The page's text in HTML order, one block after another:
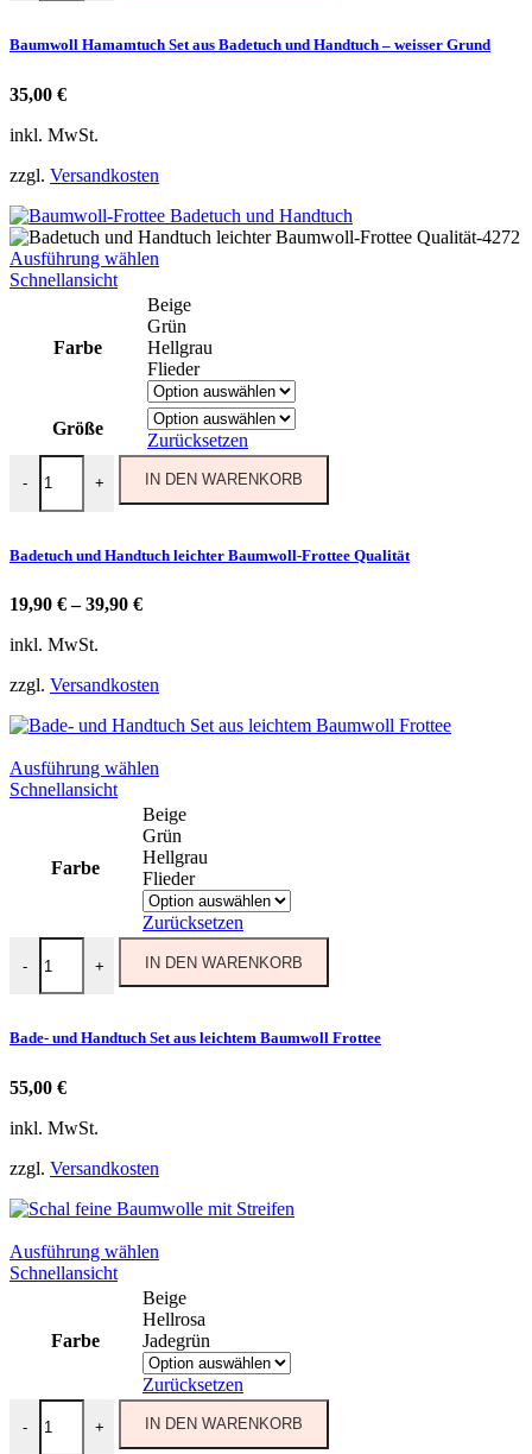
Baumwoll Hamamtuch Set aus Badetuch und Handtuch – weisser Grund
35,00 €
inkl. MwSt.
zzgl. Versandkosten
Ausführung wählen
weist
mehrere
Varianten
auf.
Die
Optionen
können
auf
der
Schnellansicht
Farbe
Beige
Grün
Hellgrau
Flieder
Größe
Zurücksetzen
-
Badetuch und Handtuch leichter Baumwoll-Frottee Qualität Menge
+ IN DEN WARENKORB
Badetuch und Handtuch leichter Baumwoll-Frottee Qualität
19,90 €–39,90 €
inkl. MwSt.
zzgl. Versandkosten
Ausführung wählen
weist
mehrere
Varianten
auf.
Die
Optionen
können
auf
der
werden
Schnellansicht
Farbe
Beige
Grün
Hellgrau
Flieder
Zurücksetzen
-
Bade- und Handtuch Set aus leichtem Baumwoll Frottee Menge
+ IN DEN WARENKORB
Bade- und Handtuch Set aus leichtem Baumwoll Frottee
55,00 €
inkl. MwSt.
zzgl. Versandkosten
Ausführung wählen
weist
mehrere
Varianten
auf.
Die
Optionen
können
auf
Schnellansicht
Farbe
Beige
Hellrosa
Jadegrün
Zurücksetzen
-
Schal feine Baumwolle mit Streifen Menge
+ IN DEN WARENKORB